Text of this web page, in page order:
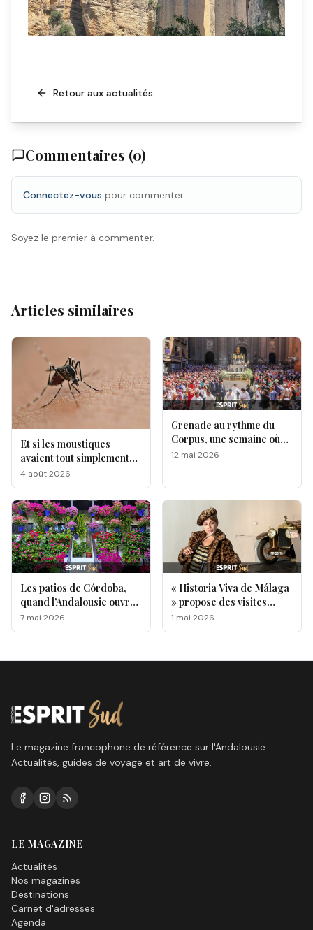
Retour aux actualités
Commentaires (0)
Connectez-vous pour commenter.
Soyez le premier à commenter.
Articles similaires
Et si les moustiques
avaient tout simplement
leurs préférés ?
4 août 2026
Grenade au rythme du
Corpus, une semaine où
l’Andalousie révèle toute
12 mai 2026
Les patios de Córdoba,
quand l’Andalousie ouvre
ses portes au monde
7 mai 2026
« Historia Viva de Málaga
» propose des visites
originales de lieux
emblématiques de la ville
1 mai 2026
Le magazine francophone de référence sur l'Andalousie.
Actualités, guides de voyage et art de vivre.
LE MAGAZINE
Actualités
Nos magazines
Destinations
Carnet d'adresses
Agenda